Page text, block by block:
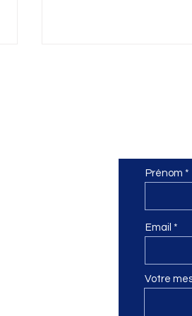
Découverte de notre
Prénom
Email
Votre